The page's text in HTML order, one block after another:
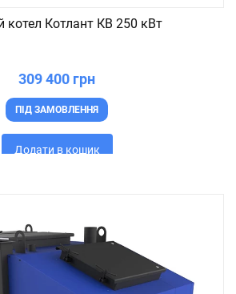
котел Котлант КВ 250 кВт
309 400 грн
ПІД ЗАМОВЛЕННЯ
Додати в кошик